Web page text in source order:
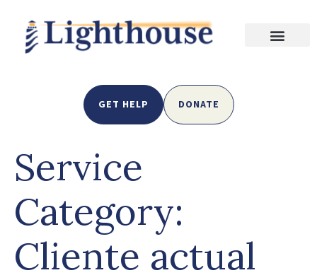
GET HELP DONATE
Service
Category:
Cliente actual